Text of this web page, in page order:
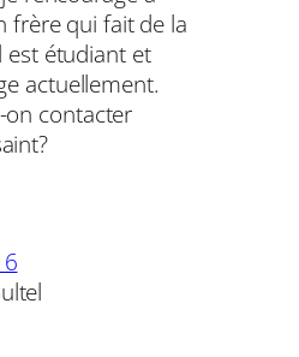
frère qui fait de la
est étudiant et
actuellement.
contacter